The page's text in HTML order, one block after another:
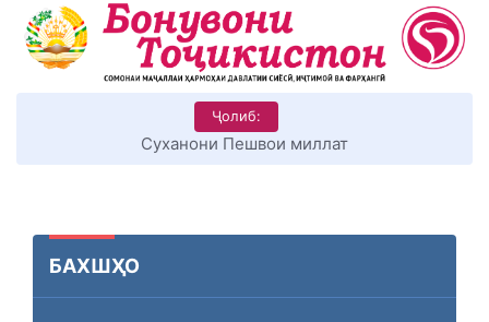
Ҷолиб:
КИТОБХОНИРО ДАР ХУД ТАШАККУЛ ДИҲЕМ
БАХШҲО